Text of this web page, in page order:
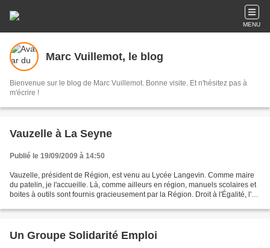
MENU
Marc Vuillemot, le blog
Bienvenue sur le blog de Marc Vuillemot. Bonne visite. Et n'hésitez pas à
m'écrire !
Vauzelle à La Seyne
Publié le 19/09/2009 à 14:50
Vauzelle, président de Région, est venu au Lycée Langevin. Comme maire
du patelin, je l'accueille. Là, comme ailleurs en région, manuels scolaires et
boites à outils sont fournis gracieusement par la Région. Droit à l'Égalité, l'un
Un Groupe Solidarité Emploi